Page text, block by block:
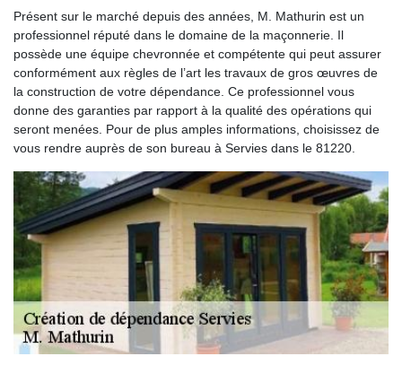
Présent sur le marché depuis des années, M. Mathurin est un
professionnel réputé dans le domaine de la maçonnerie. Il
possède une équipe chevronnée et compétente qui peut assurer
conformément aux règles de l’art les travaux de gros œuvres de
la construction de votre dépendance. Ce professionnel vous
donne des garanties par rapport à la qualité des opérations qui
seront menées. Pour de plus amples informations, choisissez de
vous rendre auprès de son bureau à Servies dans le 81220.